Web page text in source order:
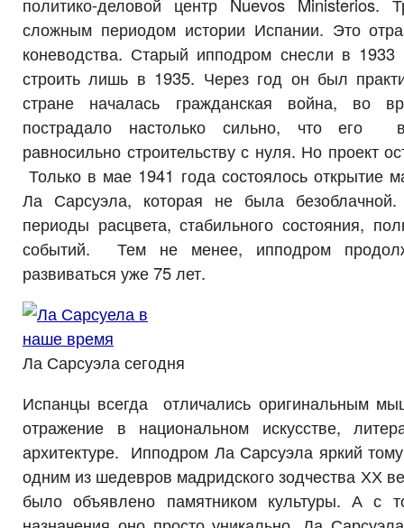
сложным периодом истории Испании. Это
коневодства. Старый ипподром снесли в
строить лишь в 1935. Через год он был
стране началась гражданская война, во
пострадало настолько сильно, что его
равносильно строительству с нуля. Но проект
Только в мае 1941 года состоялось открытие
Ла Сарсуэла, которая не была
периоды расцвета, стабильного состояния,
событий. Тем не менее, ипподром
развиваться уже 75 лет.
Ла Сарсуэла сегодня
Испанцы всегда отличались оригинальным
отражение в национальном искусстве,
архитектуре. Ипподром Ла Сарсуэла яркий
одним из шедевров мадридского зодчества ХХ
было объявлено памятником культуры. А с